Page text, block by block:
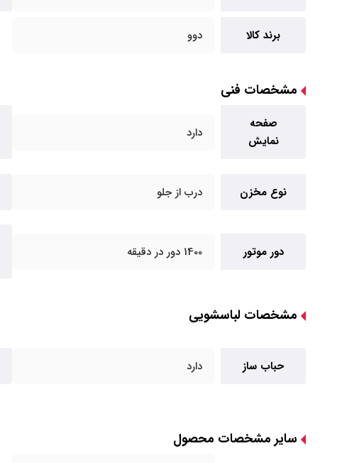
برند کالا دوو
مشخصات فنی
صفحه
نمایش
دارد
نوع مخزن درب از جلو
دور موتور 1400 دور در دقیقه
مشخصات لباسشویی
حباب ساز دارد
سایر مشخصات محصول